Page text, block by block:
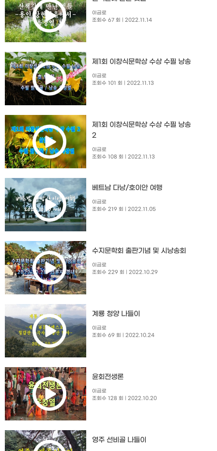
이금로
조회수 67 회
| 2022.11.14
제1회 이창식문학상 수상 수필 낭송
이금로
조회수 101 회
| 2022.11.13
제1회 이창식문학상 수상 수필 낭송
2
이금로
조회수 108 회
| 2022.11.13
베트남 다낭/호이안 여행
이금로
조회수 219 회
| 2022.11.05
수지문학회 출판기념 및 시낭송회​
이금로
조회수 229 회
| 2022.10.29
계룡 청양 나들이
이금로
조회수 69 회
| 2022.10.24
윤회전생론
이금로
조회수 128 회
| 2022.10.20
영주 선비골 나들이